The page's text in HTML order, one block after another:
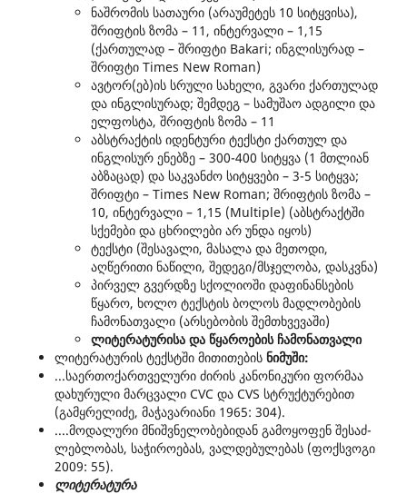
ნაშრომის სათაური (არაუმეტეს 10 სიტყვისა),
შრიფტის ზომა – 11, ინტერვალი – 1,15
(ქართულად – შრიფტი Bakari; ინგლისურად –
შრიფტი Times New Roman)
ავტორ(ებ)ის სრული სახელი, გვარი ქართულად
და ინგლისურად; შემდეგ – სამუშაო ადგილი და
ელფოსტა, შრიფტის ზომა – 11
აბსტრაქტის იდენტური ტექსტი ქართულ და
ინგლისურ ენებზე – 300-400 სიტყვა (1 მთლიან
აბზაცად) და საკვანძო სიტყვები – 3-5 სიტყვა;
შრიფტი – Times New Roman; შრიფტის ზომა –
10, ინტერვალი – 1,15 (Multiple) (აბსტრაქტში
სქემები და ცხრილები არ უნდა იყოს)
ტექსტი (შესავალი, მასალა და მეთოდი,
აღწერითი ნაწილი, შედეგი/მსჯელობა, დასკვნა)
პირველ გვერდზე სქოლიოში დაფინანსების
წყარო, ხოლო ტექსტის ბოლოს მადლობების
ჩამონათვალი (არსებობის შემთხვევაში)
ლიტერატურისა და წყაროების ჩამონათვალი
ლიტერატურის ტექსტში მითითების ნიმუში:
...საერთოქართველური ძირის კანონიკური ფორმაა
დახურული მარცვალი CVC და CVS სტრუქტურებით
(გამყრელიძე, მაჭავარიანი 1965: 304).
....მოდალური მნიშვნელობებიდან გამო­ყო­ფენ შე­საძ­
ლებ­ლობას, საჭიროებას, ვალდებულებას (ფოქსვოგი
2009: 55).
ლიტერატურა